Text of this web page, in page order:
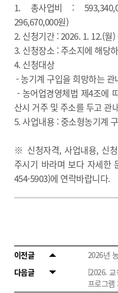
1. 총사업비 :
296,670,000원)
2. 신청기간 : 2026. 1. 12.(월)
3. 신청장소 : 주소지에 해당
4. 신청대상
- 농기계 구입을 희망하는
- 농어업경영체법 제4조에
산시 거주 및 주소를 두고 관
5. 사업내용 : 중소형농기계
※ 신청자격, 사업내용, 신
주시기 바라며 보다 자세한
454-5903)에 연락바랍니다.
이전글
2026년
다음글
[2026.
프로그램